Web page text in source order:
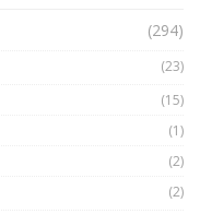
(294)
(23)
(15)
(1)
(2)
(2)